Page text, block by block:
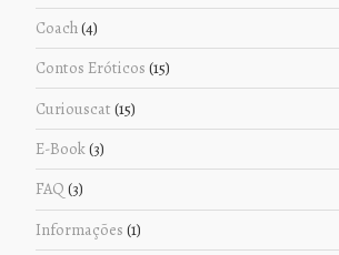
Coach(4)
Contos Eróticos (15)
Curiouscat (15)
E-Book(3)
FAQ (3)
Informações (1)